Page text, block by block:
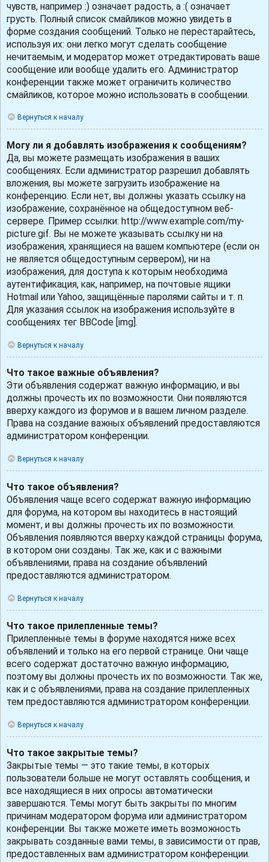
чувств, например :) означает радость, а :( означает
грусть. Полный список смайликов можно увидеть в
форме создания сообщений. Только не перестарайтесь,
используя их: они легко могут сделать сообщение
нечитаемым, и модератор может отредактировать ваше
сообщение или вообще удалить его. Администратор
конференции также может ограничить количество
смайликов, которое можно использовать в сообщении.
Вернуться к началу
Могу ли я добавлять изображения к сообщениям?
Да, вы можете размещать изображения в ваших
сообщениях. Если администратор разрешил добавлять
вложения, вы можете загрузить изображение на
конференцию. Если нет, вы должны указать ссылку на
изображение, сохранённое на общедоступном веб-
сервере. Пример ссылки: http://www.example.com/my-
picture.gif. Вы не можете указывать ссылку ни на
изображения, хранящиеся на вашем компьютере (если он
не является общедоступным сервером), ни на
изображения, для доступа к которым необходима
аутентификация, как, например, на почтовые ящики
Hotmail или Yahoo, защищённые паролями сайты и т. п.
Для указания ссылок на изображения используйте в
сообщениях тег BBCode [img].
Вернуться к началу
Что такое важные объявления?
Эти объявления содержат важную информацию, и вы
должны прочесть их по возможности. Они появляются
вверху каждого из форумов и в вашем личном разделе.
Права на создание важных объявлений предоставляются
администратором конференции.
Вернуться к началу
Что такое объявления?
Объявления чаще всего содержат важную информацию
для форума, на котором вы находитесь в настоящий
момент, и вы должны прочесть их по возможности.
Объявления появляются вверху каждой страницы форума,
в котором они созданы. Так же, как и с важными
объявлениями, права на создание объявлений
предоставляются администратором.
Вернуться к началу
Что такое прилепленные темы?
Прилепленные темы в форуме находятся ниже всех
объявлений и только на его первой странице. Они чаще
всего содержат достаточно важную информацию,
поэтому вы должны прочесть их по возможности. Так же,
как и с объявлениями, права на создание прилепленных
тем предоставляются администратором конференции.
Вернуться к началу
Что такое закрытые темы?
Закрытые темы — это такие темы, в которых
пользователи больше не могут оставлять сообщения, и
все находящиеся в них опросы автоматически
завершаются. Темы могут быть закрыты по многим
причинам модератором форума или администратором
конференции. Вы также можете иметь возможность
закрывать созданные вами темы, в зависимости от прав,
предоставленных вам администратором конференции.